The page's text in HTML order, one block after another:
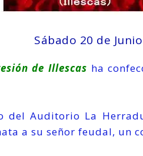
Sábado 20 de
de Illescas ha
del Auditorio La
a su señor feudal, un